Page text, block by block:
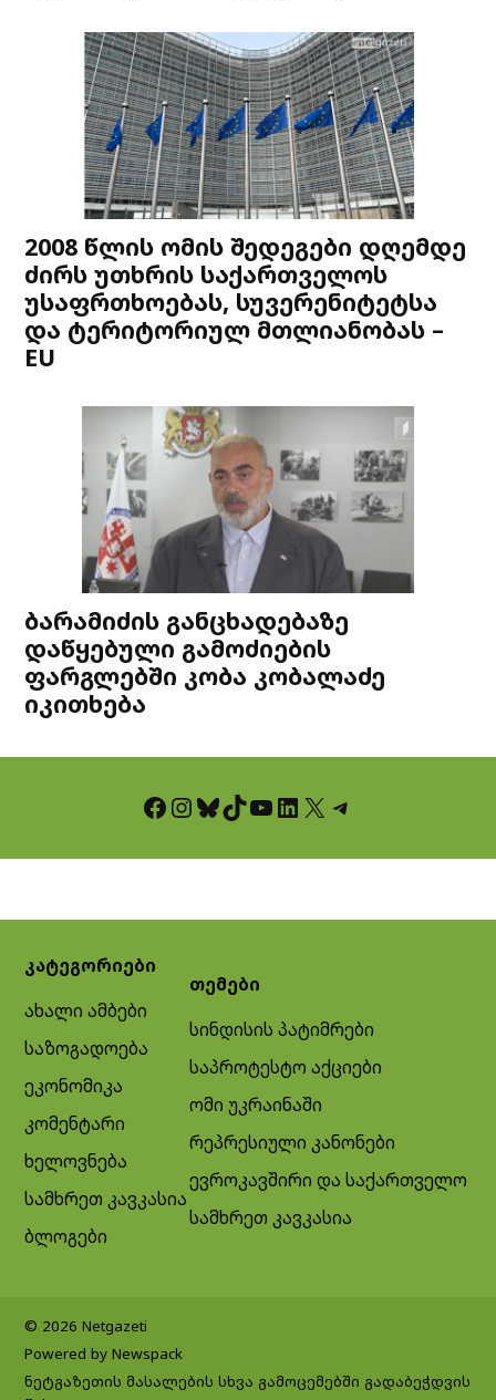
2008 წლის ომის შედეგები დღემდე
ძირს უთხრის საქართველოს
უსაფრთხოებას, სუვერენიტეტსა
და ტერიტორიულ მთლიანობას –
EU
ბარამიძის განცხადებაზე
დაწყებული გამოძიების
ფარგლებში კობა კობალაძე
იკითხება
Facebook InstagramBluesky TikTok YouTube LinkedIn X Telegram
კატეგორიები
ახალი ამბები
საზოგადოება
ეკონომიკა
კომენტარი
ხელოვნება
სამხრეთ კავკასია
ბლოგები
თემები
სინდისის პატიმრები
საპროტესტო აქციები
ომი უკრაინაში
რეპრესიული კანონები
ევროკავშირი და საქართველო
სამხრეთ კავკასია
© 2026 Netgazeti
Powered by Newspack
ნეტგაზეთის მასალების სხვა გამოცემებში გადაბეჭდვის